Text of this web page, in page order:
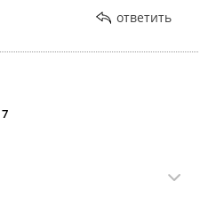
ответить
7